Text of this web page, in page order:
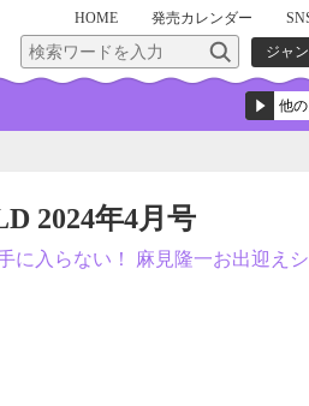
HOME 発売カレンダー
ジャ
2024年4月号
に入らない！ 麻見隆一お出迎えシ